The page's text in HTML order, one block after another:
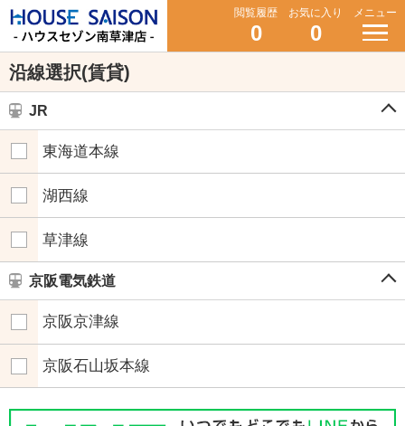
閲覧履歴
0
お気に入り
0
メニュー
沿線選択(賃貸)
JR
東海道本線
湖西線
草津線
京阪電気鉄道
京阪京津線
京阪石山坂本線